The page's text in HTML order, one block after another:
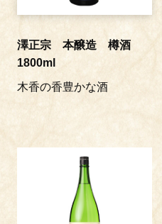
澤正宗 本醸造 樽酒
1800ml
木香の香豊かな酒